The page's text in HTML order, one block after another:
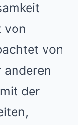
von
von
anderen
der